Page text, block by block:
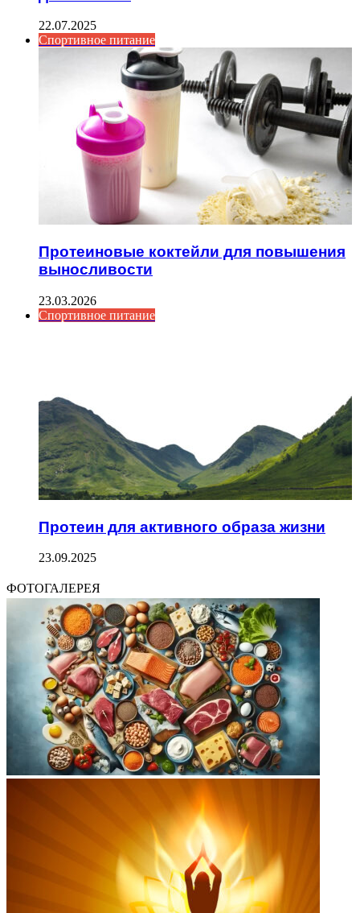
22.07.2025
Спортивное питание
Протеиновые коктейли для повышения
выносливости
23.03.2026
Спортивное питание
Протеин для активного образа жизни
23.09.2025
ФОТОГАЛЕРЕЯ